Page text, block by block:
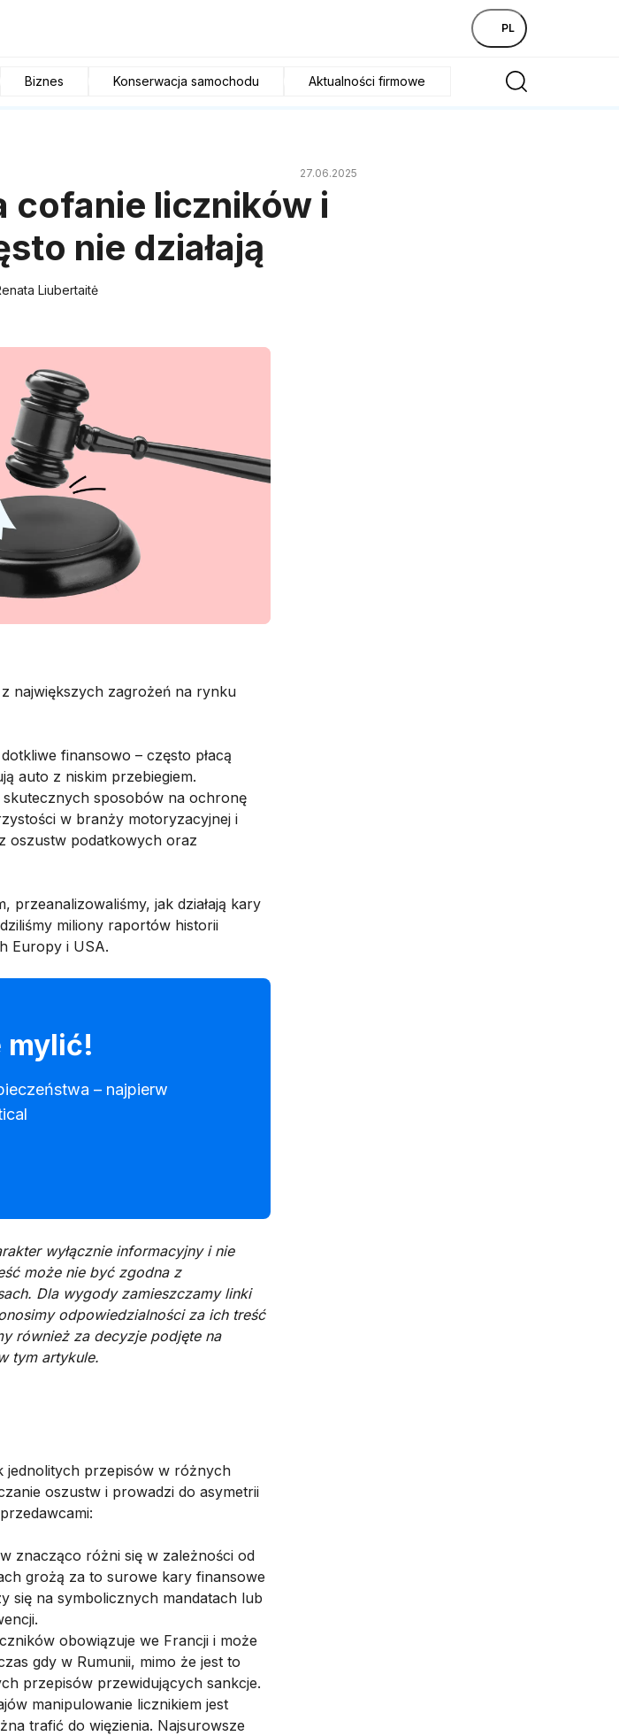
PL
Biznes Konserwacja samochodu Aktualności firmowe
27.06.2025
cofanie liczników i
nie działają
Liubertaitė
największych zagrożeń na rynku
finansowo – często płacą
auto z niskim przebiegiem.
sposobów na ochronę
w branży motoryzacyjnej i
oszustw podatkowych oraz
przeanalizowaliśmy, jak działają kary
miliony raportów historii
Europy i USA.
mylić!
– najpierw
wyłącznie informacyjny i nie
może nie być zgodna z
Dla wygody zamieszczamy linki
odpowiedzialności za ich treść
również za decyzje podjęte na
tym artykule.
jednolitych przepisów w różnych
oszustw i prowadzi do asymetrii
znacząco różni się w zależności od
grożą za to surowe kary finansowe
się na symbolicznych mandatach lub
obowiązuje we Francji i może
gdy w Rumunii, mimo że jest to
przepisów przewidujących sankcje.
manipulowanie licznikiem jest
trafić do więzienia. Najsurowsze